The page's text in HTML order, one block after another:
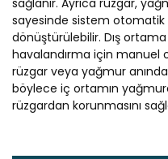
sağlanır. Ayrıca rüzgar,
sayesinde sistem otomatik
dönüştürülebilir. Dış
havalandırma için manuel
rüzgar veya yağmur
böylece iç ortamın
rüzgardan korunmasını